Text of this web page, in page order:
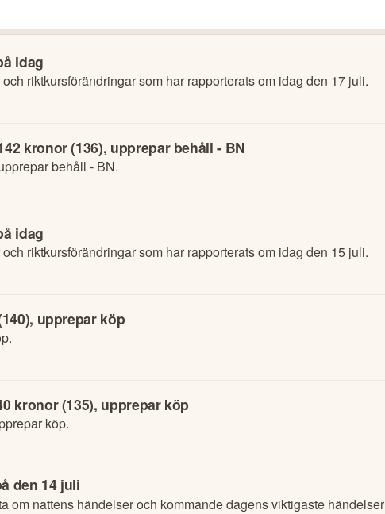
idag
riktkursförändringar som har rapporterats om idag den 17 juli.
kronor (136), upprepar behåll - BN
behåll - BN.
idag
riktkursförändringar som har rapporterats om idag den 15 juli.
upprepar köp
kronor (135), upprepar köp
köp.
den 14 juli
om nattens händelser och kommande dagens viktigaste händelser